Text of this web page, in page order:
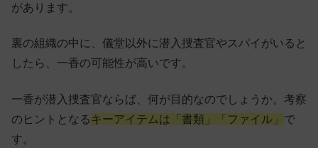
があります。
裏の組織の中に、儀堂以外に潜入捜査官やスパイがいると
したら、一香の可能性が高いです。
一香が潜入捜査官ならば、何が目的なのでしょうか。考察
のヒントとなる キーアイテムは「書類」「ファイル」 で
す。